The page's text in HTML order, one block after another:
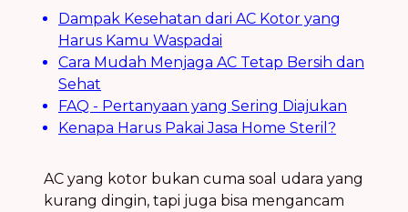
Dampak Kesehatan dari AC Kotor yang
Harus Kamu Waspadai
Cara Mudah Menjaga AC Tetap Bersih dan
Sehat
FAQ - Pertanyaan yang Sering Diajukan
Kenapa Harus Pakai Jasa Home Steril?
AC yang kotor bukan cuma soal udara yang
kurang dingin, tapi juga bisa mengancam